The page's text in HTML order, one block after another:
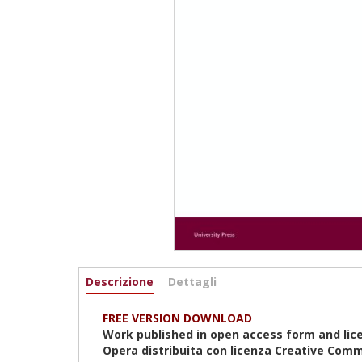
Informazioni
Descrizione (scheda
Dettagli
FREE VERSION DOWNLOAD
Work published in open access form and
Opera distribuita con licenza Creative